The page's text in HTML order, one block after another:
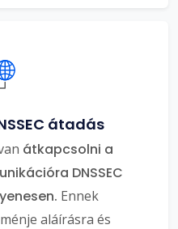
átadás
átkapcsolni a
DNSSEC
Ennek
aláírásra és